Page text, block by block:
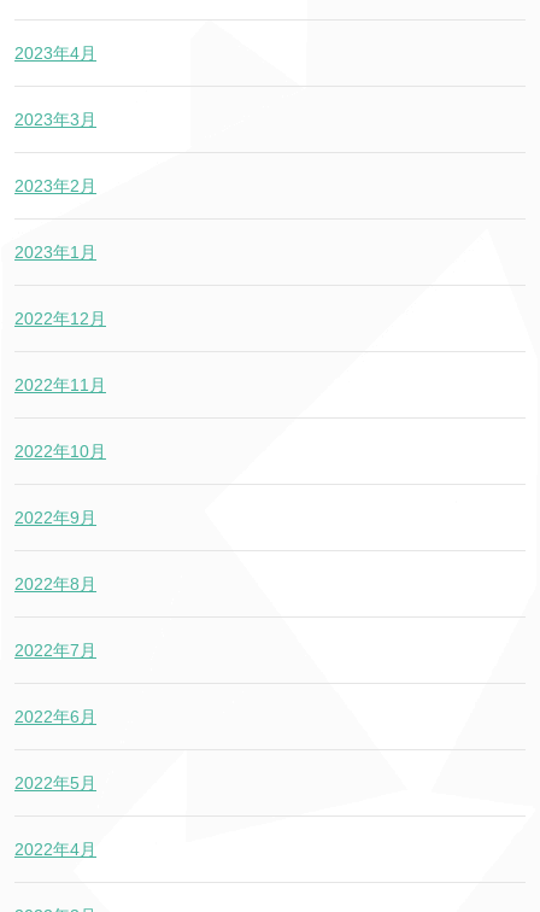
2023年4月
2023年3月
2023年2月
2023年1月
2022年12月
2022年11月
2022年10月
2022年9月
2022年8月
2022年7月
2022年6月
2022年5月
2022年4月